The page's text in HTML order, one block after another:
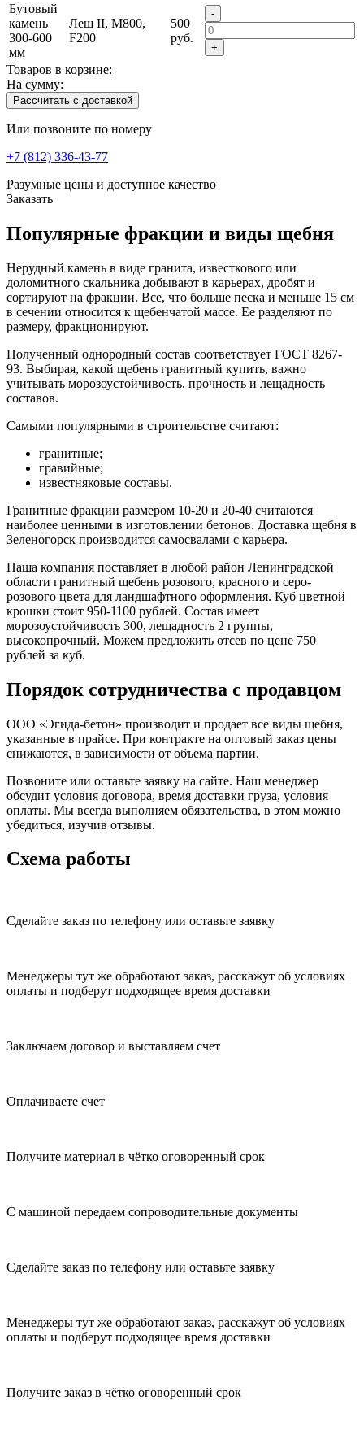
Бутовый
камень
300-600
мм
Лещ II, M800,
F200
500
руб.
-
+
Товаров в корзине:
На сумму:
Рассчитать с доставкой
Или позвоните по номеру
+7 (812) 336-43-77
Разумные цены и доступное качество
Заказать
Популярные фракции и виды щебня
Нерудный камень в виде гранита, известкового или
доломитного скальника добывают в карьерах, дробят и
сортируют на фракции. Все, что больше песка и меньше 15 см
в сечении относится к щебенчатой массе. Ее разделяют по
размеру, фракционируют.
Полученный однородный состав соответствует ГОСТ 8267-
93. Выбирая, какой щебень гранитный купить, важно
учитывать морозоустойчивость, прочность и лещадность
составов.
Самыми популярными в строительстве считают:
гранитные;
гравийные;
известняковые составы.
Гранитные фракции размером 10-20 и 20-40 считаются
наиболее ценными в изготовлении бетонов. Доставка щебня в
Зеленогорск производится самосвалами с карьера.
Наша компания поставляет в любой район Ленинградской
области гранитный щебень розового, красного и серо-
розового цвета для ландшафтного оформления. Куб цветной
крошки стоит 950-1100 рублей. Состав имеет
морозоустойчивость 300, лещадность 2 группы,
высокопрочный. Можем предложить отсев по цене 750
рублей за куб.
Порядок сотрудничества с продавцом
ООО «Эгида-бетон» производит и продает все виды щебня,
указанные в прайсе. При контракте на оптовый заказ цены
снижаются, в зависимости от объема партии.
Позвоните или оставьте заявку на сайте. Наш менеджер
обсудит условия договора, время доставки груза, условия
оплаты. Мы всегда выполняем обязательства, в этом можно
убедиться, изучив отзывы.
Схема работы
Сделайте заказ по телефону или оставьте заявку
Менеджеры тут же обработают заказ, расскажут об условиях
оплаты и подберут подходящее время доставки
Заключаем договор и выставляем счет
Оплачиваете счет
Получите материал в чётко оговоренный срок
С машиной передаем сопроводительные документы
Сделайте заказ по телефону или оставьте заявку
Менеджеры тут же обработают заказ, расскажут об условиях
оплаты и подберут подходящее время доставки
Получите заказ в чётко оговоренный срок